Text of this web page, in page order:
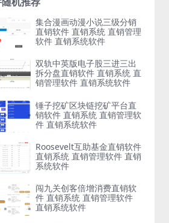
集合漫画动漫小说三级分销
直销软件 直销系统 直销管理
软件 直销系统软件
双轨中英版电子股三进三出
拆分盘直销软件 直销系统 直
销管理软件 直销系统软件
锤子挖矿区块链挖矿平台直
销软件 直销系统 直销管理软
件 直销系统软件
Roosevelt互助基金直销软件
直销系统 直销管理软件 直销
系统软件
闯九关创客倍增消费直销软
件 直销系统 直销管理软件
直销系统软件